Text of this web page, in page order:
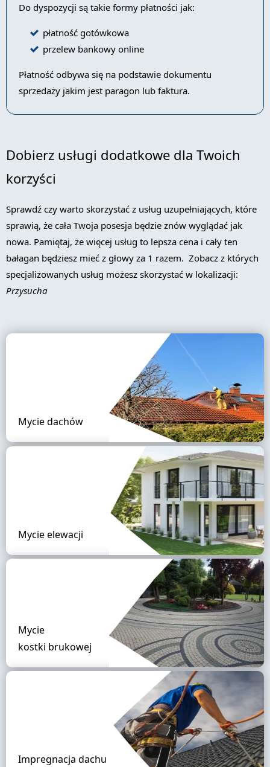
Do dyspozycji są takie formy płatności jak:
płatność gotówkowa
przelew bankowy online
Płatność odbywa się na podstawie dokumentu
sprzedaży jakim jest paragon lub faktura.
Dobierz usługi dodatkowe dla Twoich
korzyści
Sprawdź czy warto skorzystać z usług uzupełniających, które
sprawią, że cała Twoja posesja będzie znów wyglądać jak
nowa. Pamiętaj, że więcej usług to lepsza cena i cały ten
bałagan będziesz mieć z głowy za 1 razem. Zobacz z których
specjalizowanych usług możesz skorzystać w lokalizacji:
Przysucha
Mycie dachów
Mycie elewacji
Mycie
kostki brukowej
Impregnacja dachu